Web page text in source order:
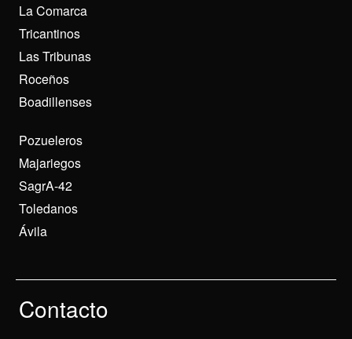
La Comarca
Tricantinos
Las Tribunas
Roceños
Boadillenses
Pozueleros
Majariegos
SagrA-42
Toledanos
Ávila
Contacto